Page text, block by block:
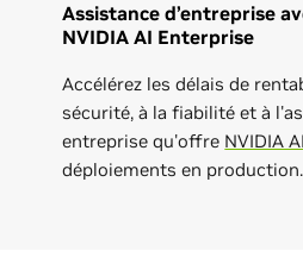
Assistance d’entreprise
NVIDIA AI Enterprise
Accélérez les délais de
sécurité, à la fiabilité et à
entreprise qu'offre NVIDIA
déploiements en production.